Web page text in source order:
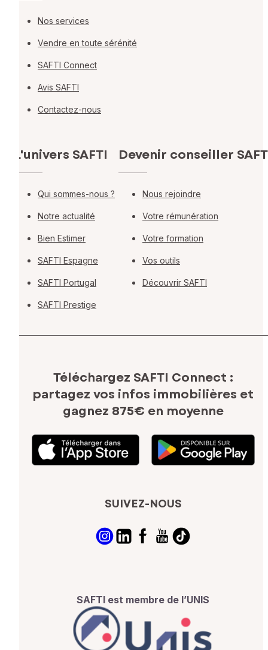
Nos services
Vendre en toute sérénité
SAFTI Connect
Avis SAFTI
Contactez-nous
L'univers SAFTI
Qui sommes-nous ?
Notre actualité
Bien Estimer
SAFTI Espagne
SAFTI Portugal
SAFTI Prestige
Devenir conseiller
Nous rejoindre
Votre rémunération
Votre formation
Vos outils
Découvrir SAFTI
Téléchargez SAFTI Connect :
partagez vos infos immobilières et
gagnez 875€ en moyenne
SUIVEZ-NOUS
SAFTI est membre de l’UNIS